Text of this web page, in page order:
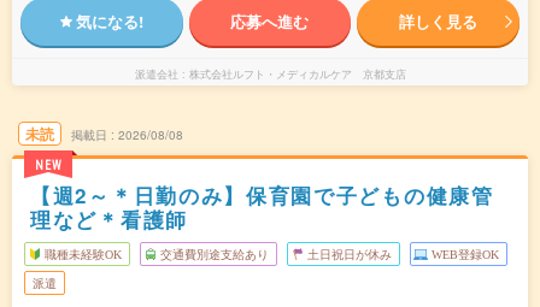
気になる! 応募へ進む 詳しく見る
派遣会社 株式会社ルフト・メディカルケア 京都支店
未読
NEW
掲載日 2026/08/08
【週2～＊日勤のみ】保育園で子どもの健康管
理など＊看護師
職種未経験OK 交通費別途支給あり 土日祝日が休み WEB登録OK
派遣